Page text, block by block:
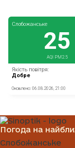
Погода на
Слобожанське